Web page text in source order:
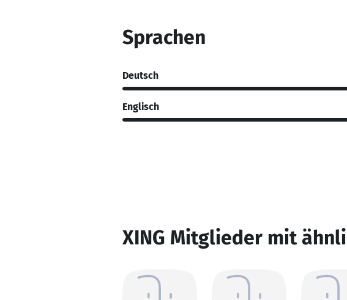
Sprachen
Deutsch
Englisch
XING Mitglieder mit